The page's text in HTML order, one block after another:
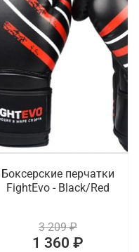
Боксерские перчатки
FightEvo - Black/Red
3 209 ₽
1 360 ₽